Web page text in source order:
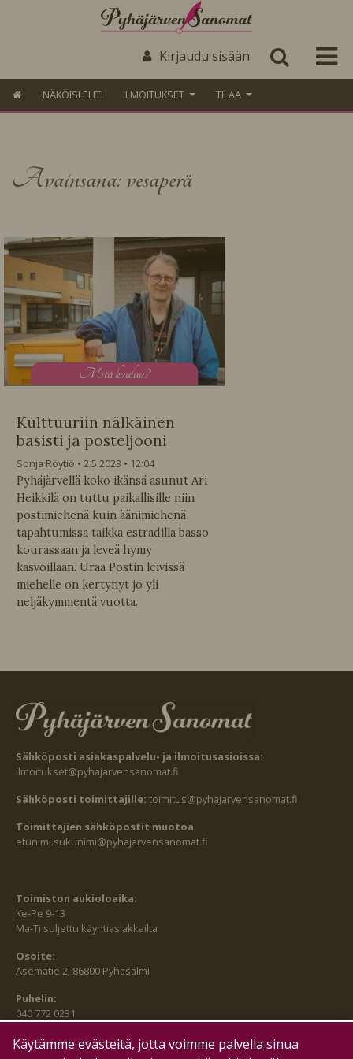
Kirjaudu sisään
NÄKÖISLEHTI ILMOITUKSET TILAA
Avainsana: vesaperä
Mitä kuuluu?
Kulttuuriin nälkäinen
basisti ja posteljooni
Sonja Röytiö 2.5.2023
12:04
Pyhäjärvellä koko ikänsä asunut Ari
Heikkilä on tuttu paikallisille niin
postimiehenä kuin äänimiehenä
tapahtumissa taikka estradilla basso
kourassaan ja leveä hymy
kasvoillaan. Uraa Postin leivissä
miehelle on kertynyt jo yli
neljäkymmentä vuotta.
Sähköposti asiakaspalvelu- ja ilmoitusasioissa:
ilmoitukset@pyhajarvensanomat.fi
Sähköposti toimittajille: toimitus@pyhajarvensanomat.fi
Toimittajien sähköpostit muotoa
etunimi.sukunimi@pyhajarvensanomat.fi
Toimiston aukioloaika:
Ke-Pe 9-13
Ma-Ti suljettu käyntiasiakkailta
Osoite:
Asematie 2, 86800 Pyhäsalmi
Puhelin:
040 772 0231
SEURAA MEITÄ MYÖS:
Käytämme evästeitä, jotta voimme palvella sinua